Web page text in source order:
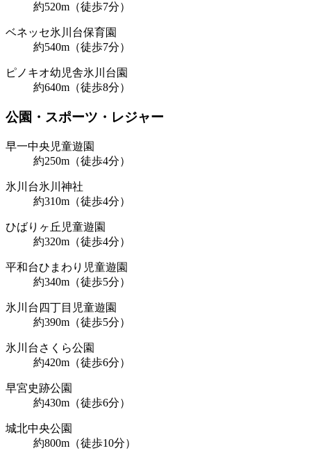
約520m（徒歩7分）
ベネッセ氷川台保育園
約540m（徒歩7分）
ピノキオ幼児舎氷川台園
約640m（徒歩8分）
公園・スポーツ・レジャー
早一中央児童遊園
約250m（徒歩4分）
氷川台氷川神社
約310m（徒歩4分）
ひばりヶ丘児童遊園
約320m（徒歩4分）
平和台ひまわり児童遊園
約340m（徒歩5分）
氷川台四丁目児童遊園
約390m（徒歩5分）
氷川台さくら公園
約420m（徒歩6分）
早宮史跡公園
約430m（徒歩6分）
城北中央公園
約800m（徒歩10分）